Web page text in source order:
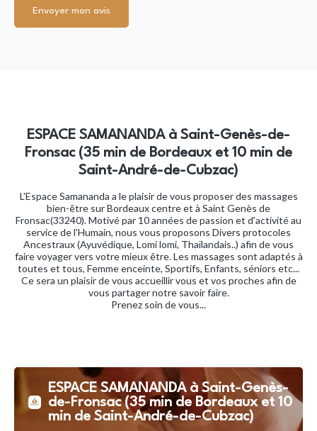
Envoyer mon avis
ESPACE SAMANANDA à Saint-Genès-de-
Fronsac (35 min de Bordeaux et 10 min de
Saint-André-de-Cubzac)
L'Espace Samananda a le plaisir de vous proposer des massages
bien-être sur Bordeaux centre et à Saint Genès de
Fronsac(33240). Motivé par 10 années de passion et d'activité au
service de l'Humain, nous vous proposons Divers protocoles
Ancestraux (Ayuvédique, Lomi lomi, Thaïlandais..) afin de vous
faire voyager vers votre mieux être. Les massages sont adaptés à
toutes et tous, Femme enceinte, Sportifs, Enfants, séniors etc...
Ce sera un plaisir de vous accueillir vous et vos proches afin de
vous partager notre savoir faire.
Prenez soin de vous...
ESPACE SAMANANDA à Saint-Genès-
de-Fronsac (35 min de Bordeaux et 10
min de Saint-André-de-Cubzac)